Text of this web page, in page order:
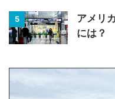
5
アメリ
には？